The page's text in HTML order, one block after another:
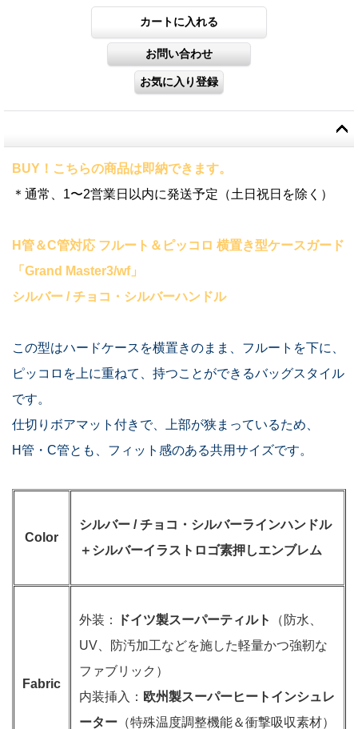
BUY！こちらの商品は即納できます。
＊通常、1〜2営業日以内に発送予定（土日祝日を除く）
H管＆C管対応 フルート＆ピッコロ 横置き型ケースガード
「Grand Master3/wf」
シルバー / チョコ・シルバーハンドル
この型はハードケースを横置きのまま、フルートを下に、
ピッコロを上に重ねて、持つことができるバッグスタイル
です。
仕切りボアマット付きで、上部が狭まっているため、
H管・C管とも、フィット感のある共用サイズです。
Color
シルバー / チョコ・シルバーラインハンドル
＋シルバーイラストロゴ素押しエンブレム
Fabric
外装： ドイツ製スーパーティルト
（防水、
UV、防汚加工などを施した軽量かつ強靭な
ファブリック）
内装挿入： 欧州製スーパーヒートインシュレ
ーター （特殊温度調整機能＆衝撃吸収素材）